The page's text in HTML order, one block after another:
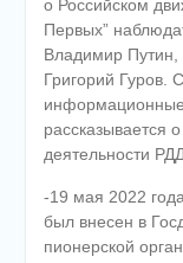
о Российском
Первых”
Владимир Путин,
Григорий Гуров.
информационные
рассказывается
деятельности
-19 мая 2022
был внесен в
пионерской